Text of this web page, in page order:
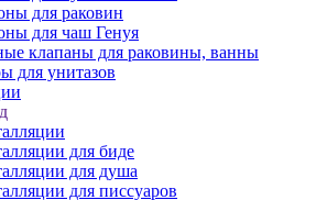
для раковин
для чаш Генуя
клапаны для раковины, ванны
для унитазов
для биде
для душа
для писсуаров